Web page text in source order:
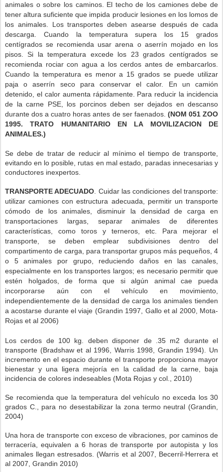
animales o sobre los caminos. El techo de los camiones debe de
tener altura suficiente que impida producir lesiones en los lomos de
los animales. Los transportes deben asearse después de cada
descarga. Cuando la temperatura supera los 15 grados
centígrados se recomienda usar arena o aserrín mojado en los
pisos. Si la temperatura excede los 23 grados centígrados se
recomienda rociar con agua a los cerdos antes de embarcarlos.
Cuando la temperatura es menor a 15 grados se puede utilizar
paja o aserrín seco para conservar el calor. En un camión
detenido, el calor aumenta rápidamente. Para reducir la incidencia
de la carne PSE, los porcinos deben ser dejados en descanso
durante dos a cuatro horas antes de ser faenados. (NOM 051 ZOO
1995. TRATO HUMANITARIO EN LA MOVILIZACION DE
ANIMALES.)
Se debe de tratar de reducir al mínimo el tiempo de transporte,
evitando en lo posible, rutas en mal estado, paradas innecesarias y
conductores inexpertos.
TRANSPORTE ADECUADO . Cuidar las condiciones del transporte:
utilizar camiones con estructura adecuada, permitir un transporte
cómodo de los animales, disminuir la densidad de carga en
transportaciones largas, separar animales de diferentes
características, como toros y terneros, etc. Para mejorar el
transporte, se deben emplear subdivisiones dentro del
compartimento de carga, para transportar grupos más pequeños, 4
o 5 animales por grupo, reduciendo daños en las canales,
especialmente en los transportes largos; es necesario permitir que
estén holgados, de forma que si algún animal cae pueda
incorporarse aún con el vehículo en movimiento,
independientemente de la densidad de carga los animales tienden
a acostarse durante el viaje (Grandin 1997, Gallo et al 2000, Mota-
Rojas et al 2006)
Los cerdos de 100 kg. deben disponer de .35 m2 durante el
transporte (Bradshaw et al 1996, Warris 1998, Grandin 1994). Un
incremento en el espacio durante el transporte proporciona mayor
bienestar y una ligera mejoría en la calidad de la carne, baja
incidencia de colores indeseables (Mota Rojas y col., 2010)
Se recomienda que la temperatura del vehículo no exceda los 30
grados C., para no desestabilizar la zona termo neutral (Grandin,
2004)
Una hora de transporte con exceso de vibraciones, por caminos de
terracería, equivalen a 6 horas de transporte por autopista y los
animales llegan estresados. (Warris et al 2007, Becerril-Herrera et
al 2007, Grandin 2010)